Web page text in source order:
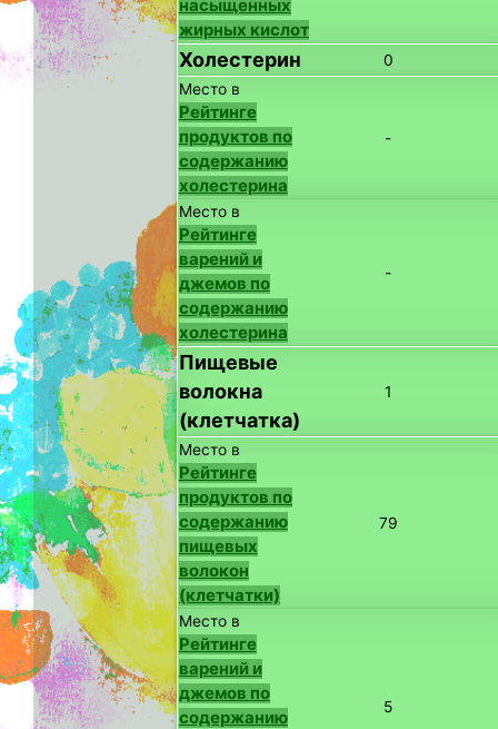
насыщенных
жирных кислот
Холестерин
0
Место в
Рейтинге
продуктов по
содержанию
холестерина
-
Место в
Рейтинге
варений и
джемов по
содержанию
холестерина
-
Пищевые
волокна
(клетчатка)
1
Место в
Рейтинге
продуктов по
содержанию
пищевых
волокон
(клетчатки)
79
Место в
Рейтинге
варений и
джемов по
содержанию
5